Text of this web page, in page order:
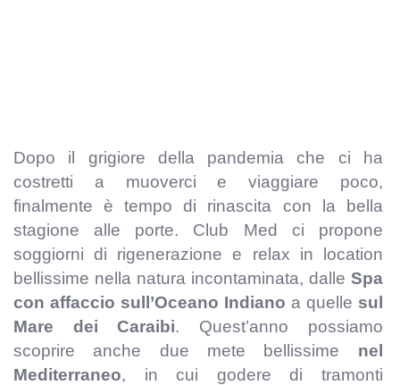
Dopo il grigiore della pandemia che ci ha
costretti a muoverci e viaggiare poco,
finalmente è tempo di rinascita con la bella
stagione alle porte. Club Med ci propone
soggiorni di rigenerazione e relax in location
bellissime nella natura incontaminata, dalle Spa
con affaccio sull’Oceano Indiano a quelle sul
Mare dei Caraibi. Quest’anno possiamo
scoprire anche due mete bellissime nel
Mediterraneo, in cui godere di tramonti